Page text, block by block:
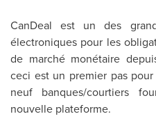
CanDeal est un des
électroniques pour les
de marché monétaire
ceci est un premier pas
neuf banques/courtiers
nouvelle plateforme.